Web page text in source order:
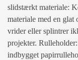
slidstærkt materiale:
materiale med en glat
vrider eller splintrer
projekter.
indbygget